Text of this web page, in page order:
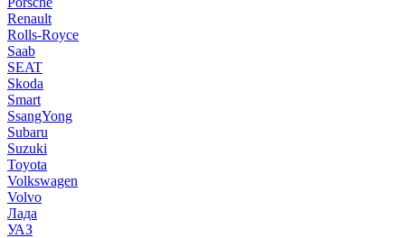
Renault
Rolls-Royce
Saab
SEAT
Skoda
Smart
SsangYong
Subaru
Suzuki
Toyota
Volkswagen
Volvo
Лада
УАЗ